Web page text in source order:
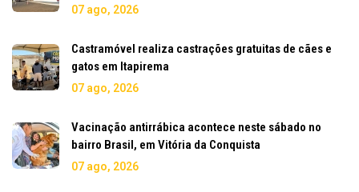
07 ago, 2026
Castramóvel realiza castrações gratuitas de cães e
gatos em Itapirema
07 ago, 2026
Vacinação antirrábica acontece neste sábado no
bairro Brasil, em Vitória da Conquista
07 ago, 2026